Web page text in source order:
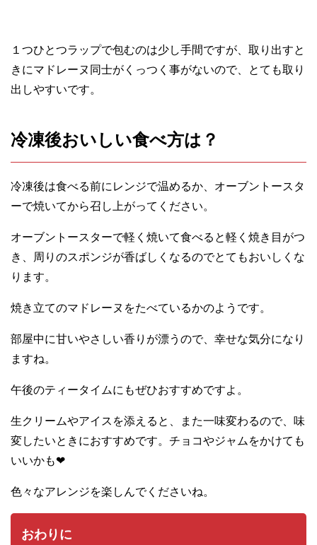
１つひとつラップで包むのは少し手間ですが、取り出すと
きにマドレーヌ同士がくっつく事がないので、とても取り
出しやすいです。
冷凍後おいしい食べ方は？
冷凍後は食べる前にレンジで温めるか、オーブントースタ
ーで焼いてから召し上がってください。
オーブントースターで軽く焼いて食べると軽く焼き目がつ
き、周りのスポンジが香ばしくなるのでとてもおいしくな
ります。
焼き立てのマドレーヌをたべているかのようです。
部屋中に甘いやさしい香りが漂うので、幸せな気分になり
ますね。
午後のティータイムにもぜひおすすめですよ。
生クリームやアイスを添えると、また一味変わるので、味
変したいときにおすすめです。チョコやジャムをかけても
いいかも❤︎
色々なアレンジを楽しんでくださいね。
おわりに